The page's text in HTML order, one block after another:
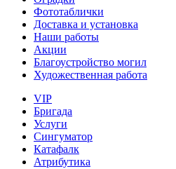
Фототаблички
Доставка и установка
Наши работы
Акции
Благоустройство могил
Художественная работа
VIP
Бригада
Услуги
Сингуматор
Катафалк
Атрибутика